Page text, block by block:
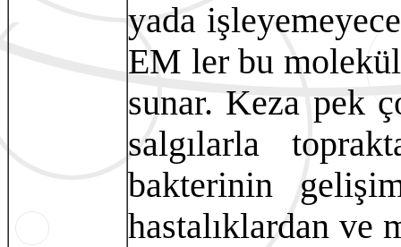
yada
EM ler bu
sunar. Keza pek
salgılarla
bakterinin
hastalıklardan ve